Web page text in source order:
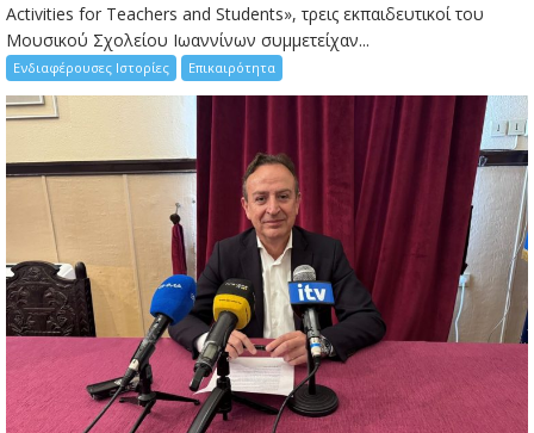
Activities for Teachers and Students», τρεις εκπαιδευτικοί του
Μουσικού Σχολείου Ιωαννίνων συμμετείχαν...
Ενδιαφέρουσες Ιστορίες Επικαιρότητα